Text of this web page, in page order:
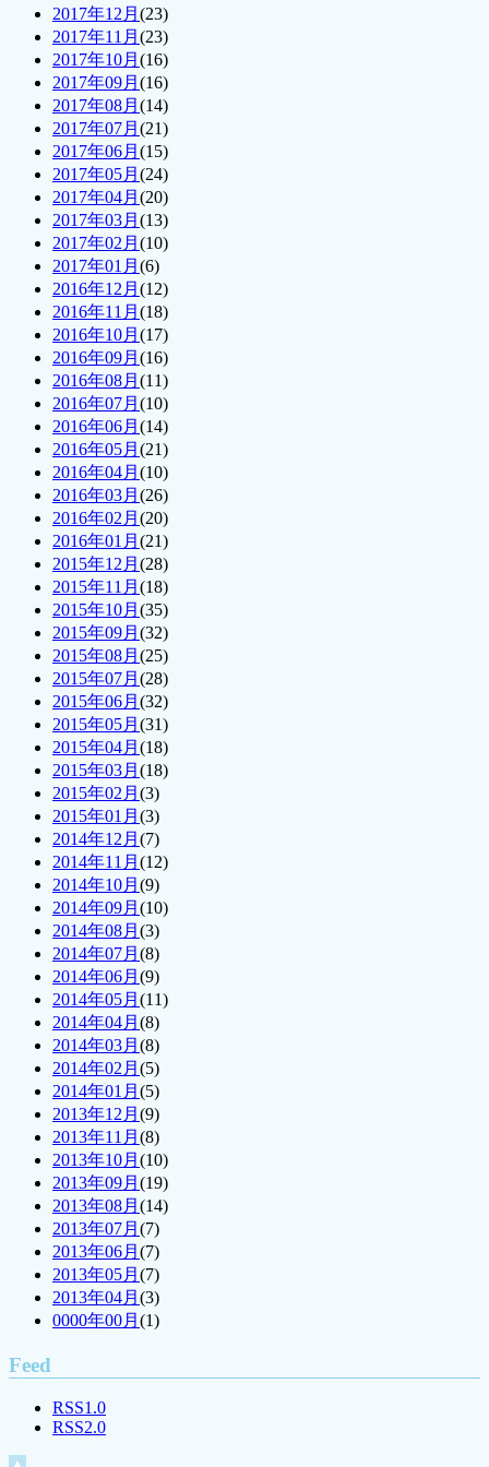
2017年12月 (23)
2017年11月 (23)
2017年10月 (16)
2017年09月 (16)
2017年08月 (14)
2017年07月 (21)
2017年06月 (15)
2017年05月 (24)
2017年04月 (20)
2017年03月 (13)
2017年02月 (10)
2017年01月 (6)
2016年12月 (12)
2016年11月 (18)
2016年10月 (17)
2016年09月 (16)
2016年08月 (11)
2016年07月 (10)
2016年06月 (14)
2016年05月 (21)
2016年04月 (10)
2016年03月 (26)
2016年02月 (20)
2016年01月 (21)
2015年12月 (28)
2015年11月 (18)
2015年10月 (35)
2015年09月 (32)
2015年08月 (25)
2015年07月 (28)
2015年06月 (32)
2015年05月 (31)
2015年04月 (18)
2015年03月 (18)
2015年02月 (3)
2015年01月 (3)
2014年12月 (7)
2014年11月 (12)
2014年10月 (9)
2014年09月 (10)
2014年08月 (3)
2014年07月 (8)
2014年06月 (9)
2014年05月 (11)
2014年04月 (8)
2014年03月 (8)
2014年02月 (5)
2014年01月 (5)
2013年12月 (9)
2013年11月 (8)
2013年10月 (10)
2013年09月 (19)
2013年08月 (14)
2013年07月 (7)
2013年06月 (7)
2013年05月 (7)
2013年04月 (3)
0000年00月 (1)
Feed
RSS1.0
RSS2.0